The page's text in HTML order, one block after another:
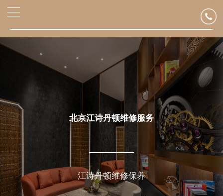
▲
▼
2026年6月江诗丹顿售后服务中心最新网点地址：
北京市东城区东长安街1号东方广场写字楼W3座6层602室（需提前预约）
北京市朝阳区建国门外大街甲6号华熙国际中心写字楼D座11层1102室（需提前预约）
北京江诗丹顿维修服务
江诗丹顿维修保养